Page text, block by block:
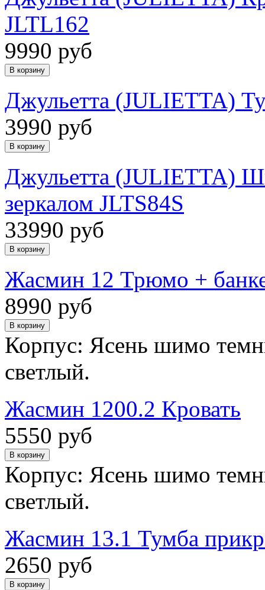
JLTL162
9990 руб
Джульетта (JULIETTA)
3990 руб
Джульетта (JULIETTA)
зеркалом JLTS84S
33990 руб
Жасмин 12 Трюмо +
8990 руб
Корпус: Ясень шимо
светлый.
Жасмин 1200.2 Кровать
5550 руб
Корпус: Ясень шимо
светлый.
Жасмин 13.1 Тумба
2650 руб